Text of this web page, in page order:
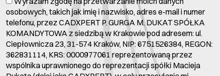
osobowych, takich jak imię i nazwisko, adres e-mail i numer
telefonu, przez CADXPERT P. GURGA M. DUKAT SPÓŁKA
KOMANDYTOWA z siedzibą w Krakowie pod adresem: ul.
Ciepłownicza 23, 31-574 Kraków, NIP: 6751526384, REGON:
362831114, KRS: 0000977061 reprezentowaną przez
wspólnika uprawnionego do reprezentacji spółki Macieja